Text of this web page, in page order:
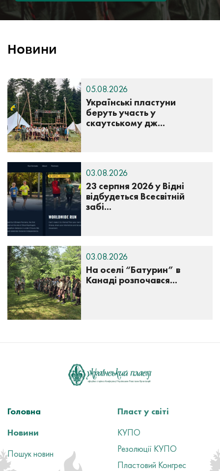
Новини
Українські пластуни
беруть участь у
скаутському дж...
05.08.2026
23 серпня 2026 у Відні
відбудеться Всесвітній
забі...
03.08.2026
На оселі “Батурин” в
Канаді розпочався...
03.08.2026
Головна
Новини
Пошук новин
Пласт у світі
КУПО
Резолюції КУПО
Пластовий Конгрес